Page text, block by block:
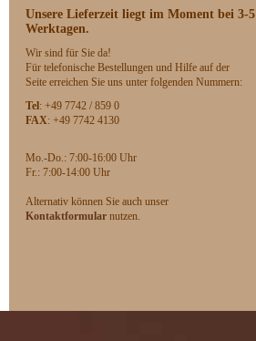
Unsere Lieferzeit liegt im Moment bei 3-5
Werktagen.
Wir sind für Sie da!
Für telefonische Bestellungen und Hilfe auf der
Seite erreichen Sie uns unter folgenden Nummern:
Tel: +49 7742 / 859 0
FAX: +49 7742 4130
Mo.-Do.: 7:00-16:00 Uhr
Fr.: 7:00-14:00 Uhr
Alternativ können Sie auch unser
Kontaktformular nutzen.